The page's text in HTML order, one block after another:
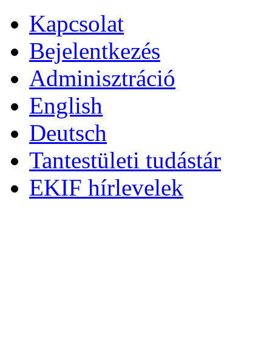
Kapcsolat
Bejelentkezés
Adminisztráció
English
Deutsch
Tantestületi tudástár
EKIF hírlevelek